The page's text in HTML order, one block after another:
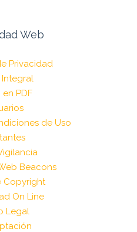
Web
Privacidad
Integral
en PDF
de Uso
Beacons
Copyright
On Line
Legal